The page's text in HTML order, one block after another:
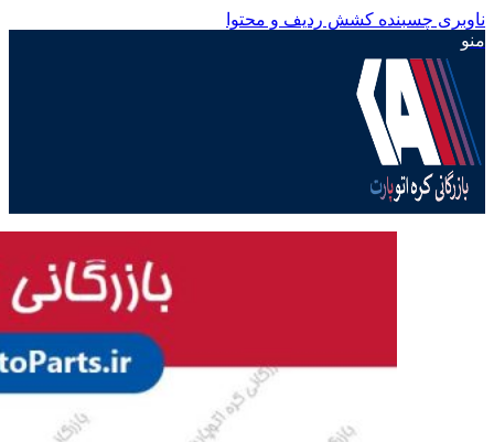
ناوبری چسبنده کشش ردیف و محتوا
منو